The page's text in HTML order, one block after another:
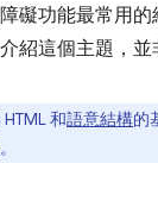
礙功能最常用
紹這個主題，並
和語意結構的
。